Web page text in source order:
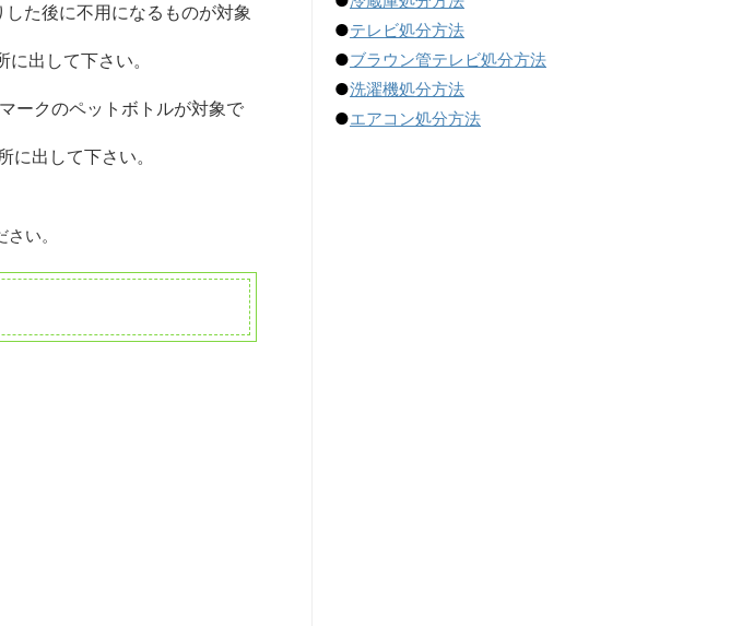
た後に不用になるものが対象
出して下さい。
ークのペットボトルが対象で
出して下さい。
い。
●テレビ処分方法
●ブラウン管テレビ処分方法
●洗濯機処分方法
●エアコン処分方法